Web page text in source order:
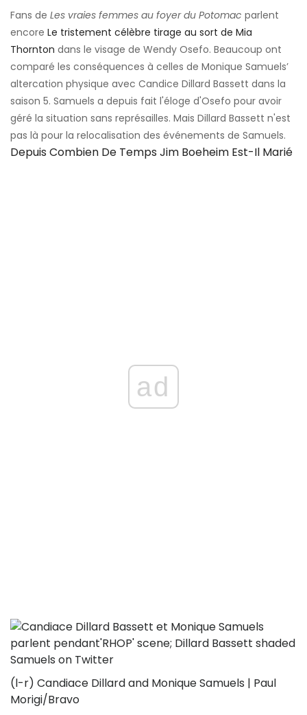
Fans de Les vraies femmes au foyer du Potomac parlent
encore Le tristement célèbre tirage au sort de Mia
Thornton dans le visage de Wendy Osefo. Beaucoup ont
comparé les conséquences à celles de Monique Samuels’
altercation physique avec Candice Dillard Bassett dans la
saison 5. Samuels a depuis fait l'éloge d'Osefo pour avoir
géré la situation sans représailles. Mais Dillard Bassett n'est
pas là pour la relocalisation des événements de Samuels.
Depuis Combien De Temps Jim Boeheim Est-Il Marié
ad
(l-r) Candiace Dillard and Monique Samuels | Paul
Morigi/Bravo